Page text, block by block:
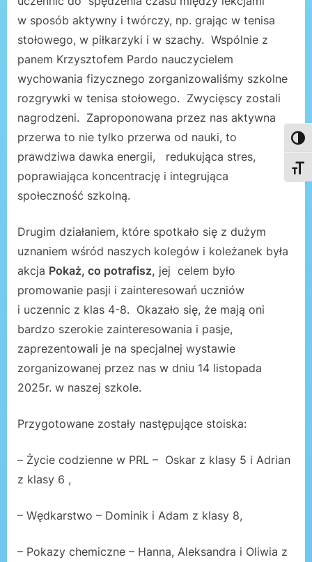
w sposób aktywny i twórczy, np. grając w tenisa
stołowego, w piłkarzyki i w szachy. Wspólnie z
panem Krzysztofem Pardo nauczycielem
wychowania fizycznego zorganizowaliśmy szkolne
rozgrywki w tenisa stołowego. Zwycięscy zostali
nagrodzeni. Zaproponowana przez nas aktywna
przerwa to nie tylko przerwa od nauki, to
prawdziwa dawka energii, redukująca stres,
poprawiająca koncentrację i integrująca
społeczność szkolną.
Drugim działaniem, które spotkało się z dużym
uznaniem wśród naszych kolegów i koleżanek była
akcja Pokaż, co potrafisz, jej celem było
promowanie pasji i zainteresowań uczniów
i uczennic z klas 4-8. Okazało się, że mają oni
bardzo szerokie zainteresowania i pasje,
zaprezentowali je na specjalnej wystawie
zorganizowanej przez nas w dniu 14 listopada
2025r. w naszej szkole.
Przygotowane zostały następujące stoiska:
– Życie codzienne w PRL – Oskar z klasy 5 i Adrian
z klasy 6 ,
– Wędkarstwo – Dominik i Adam z klasy 8,
– Pokazy chemiczne – Hanna, Aleksandra i Oliwia z